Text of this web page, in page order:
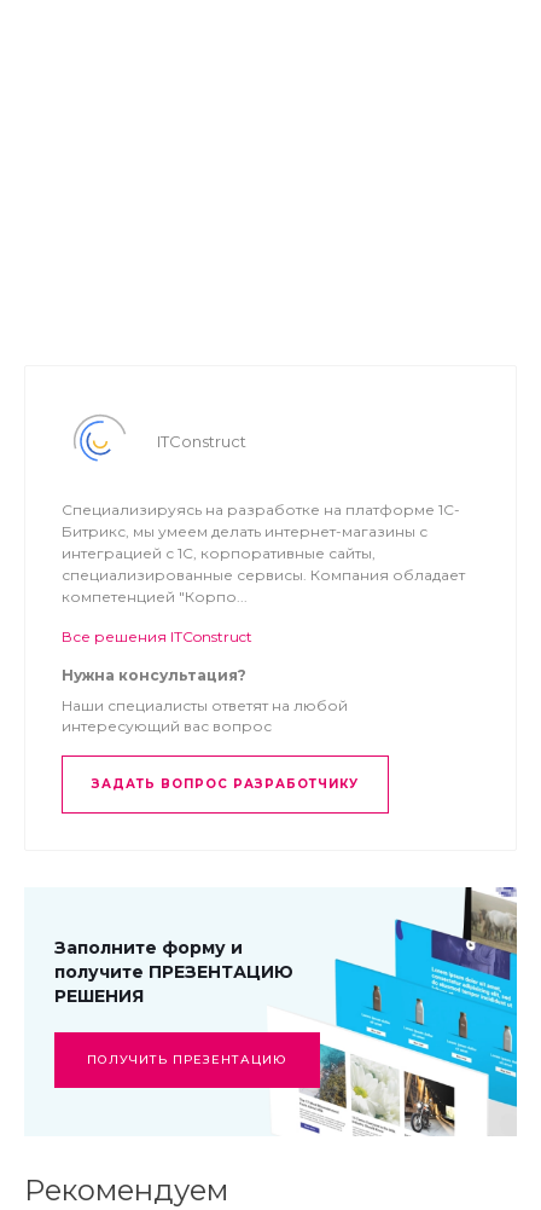
ITConstruct
Специализируясь на разработке на платформе 1С-
Битрикс, мы умеем делать интернет-магазины с
интеграцией с 1С, корпоративные сайты,
специализированные сервисы. Компания обладает
компетенцией "Корпо...
Все решения ITConstruct
Нужна консультация?
Наши специалисты ответят на любой
интересующий вас вопрос
ЗАДАТЬ ВОПРОС РАЗРАБОТЧИКУ
Заполните форму и
получите ПРЕЗЕНТАЦИЮ
РЕШЕНИЯ
ПОЛУЧИТЬ ПРЕЗЕНТАЦИЮ
Рекомендуем